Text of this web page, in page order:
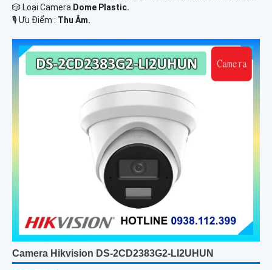
🎲 Loại Camera Dome Plastic.
️🎙 Ưu Điểm : Thu Âm.
Camera Hikvision DS-2CD2383G2-LI2UHUN